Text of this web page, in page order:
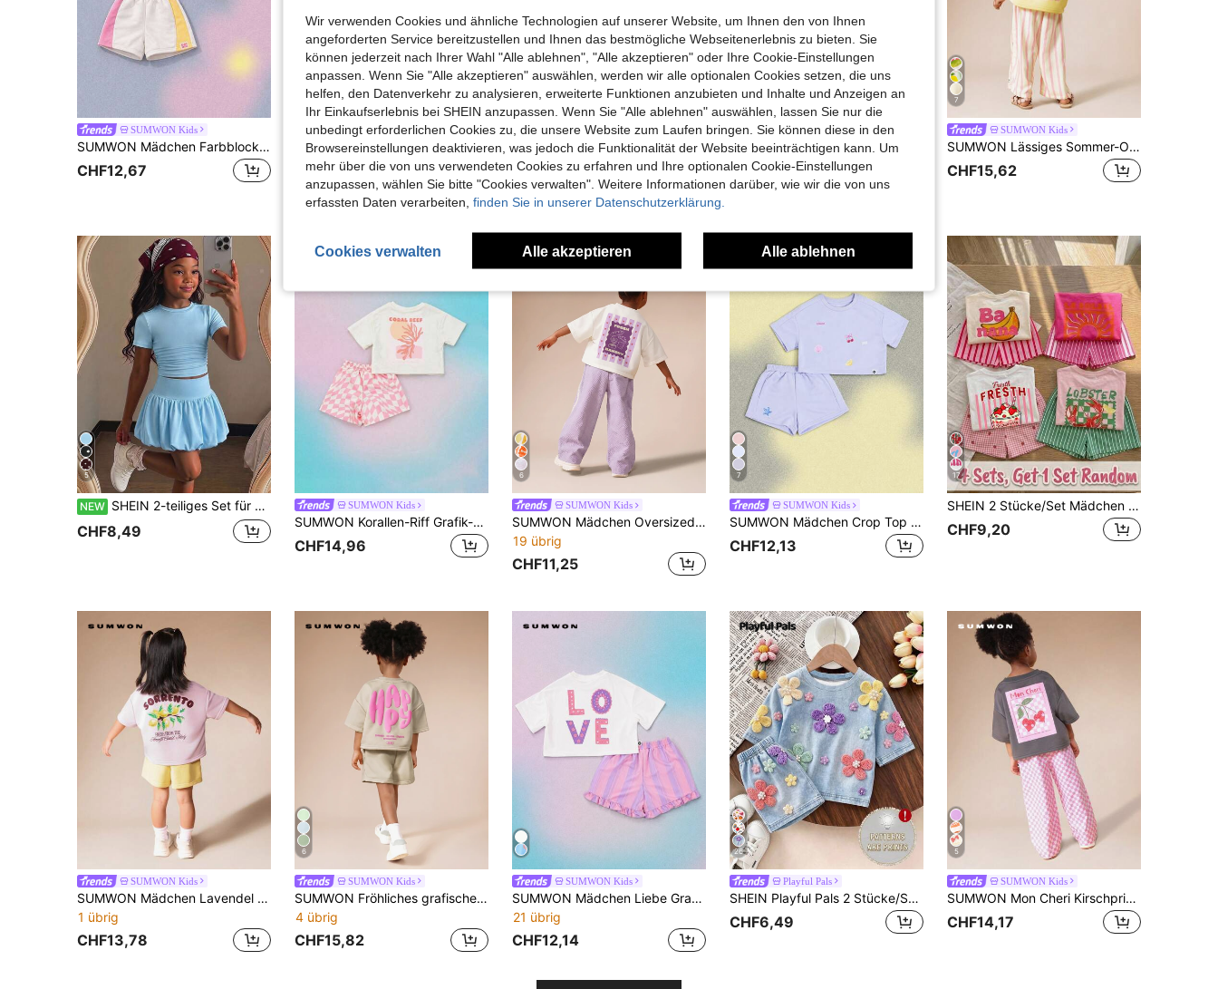
SUMWON Kids
SUMWON Mädchen Farbblock Raglanärmel T-Shirt und Shorts Zweiteiler Sommer Outfit Set mit kontrastierenden rosa gelben Einsätzen
CHF12,67
SUMWON Kids
SUMWON Mädchen Muschel Sammler Club besticktes Oversized T-Shirt und Rüschen Saum Shorts Co-Ord Set Sommer Strand Casual Outfit
CHF12,22
14
Genkimix Kids
-24% Genkimix Kids Mädchen Set mit Pferde-Stickerei, Rundhals Kurzarm Strukturiertes gestreiftes Strick T-Shirt und süßer Kuchen Rock, geeignet für den täglichen lässig-Stil und frische Sommerferien, Strand, Ausflüge - süßer, niedlicher Outfit
CHF9,37 CHF12,49
SUMWON Kids
CHF13,12
7
SUMWON Kids
SUMWON Lässiges Sommer-Outfit für Mädchen mit überschnittener Zitronen-T-Shirt und gestreifter Caprihose, ideal für Strandurlaub
CHF15,62
5
NEW SHEIN 2-teiliges Set für Kleine Mädchen, gestricktes T-Shirt mit Polka-Dot-Muster + Rock mit Blumenknospen, lässige vielseitige Streetwear für den Alltag
CHF8,49
SUMWON Kids
SUMWON Korallen-Riff Grafik-Muster Kurz-Arm Crop T-Shirt und Schachbrett Hoher Bund Shorts Zwei-Teiler Set
CHF14,96
6
SUMWON Kids
SUMWON Mädchen Oversized Fresh Bakery Grafik Rücken Muster T-Shirt und Weite Bein Strukturierte Lavendel Hose Co-Ord Set
19 übrig
CHF11,25
7
SUMWON Kids
SUMWON Mädchen Crop Top und Shorts Co-Ord Set mit Sommer Obst Kirsche Muschel Stickerei Patches, Lavendel
CHF12,13
17
SHEIN 2 Stücke/Set Mädchen Erdbeermuster Strick Weich Rundhals Kurzarm Überschnitt Schulter Pullover Top und gestreifte Shorts Mädchen Rosa Streifen Shorts Kinder Eiscreme Shorts Mädchen Eiscreme Shirt Set Kinder Shorts Set für Mädchen Zweiteiler süßes Set Kinder
CHF9,20
SUMWON Kids
SUMWON Mädchen Lavendel Kurzarm T-Shirt und gelbe Shorts Co-Ord Set mit Sorrento Zitronen Grafik Muster Sommer Lässig Outfit
1 übrig
CHF13,78
6
SUMWON Kids
SUMWON Fröhliches grafisches Oversized Kurzarm Sweatshirt Co-Ord Set mit passenden Shorts für Kleinkinder
4 übrig
CHF15,82
SUMWON Kids
SUMWON Mädchen Liebe Grafik T-Shirt Co-Ord Set mit gestreiften Volant-Shorts, Herz-Stickerei, Rundhals-Kurzarm-Sommeroutfit
21 übrig
CHF12,14
26
Playful Pals
SHEIN Playful Pals 2 Stücke/Set Mädchen Sommer Neu Weicher Stoff Rundhals Kurzarm T-Shirt & Elastischer Bund Lose Shorts, Einfaches Vielseitiges Mode Sommer Outfit
CHF6,49
5
SUMWON Kids
SUMWON Mon Cheri Kirschprint kariertes Zweiteiler-Set für Mädchen mit Kurzarm T-Shirt und Hose mit Gummibund, lässiger Sommeroutfit für den Valentinstag Urlaub
CHF14,17
Wir verwenden Cookies und ähnliche Technologien auf unserer Website, um Ihnen den von Ihnen
angeforderten Service bereitzustellen und Ihnen das bestmögliche Webseitenerlebnis zu bieten. Sie
können jederzeit nach Ihrer Wahl "Alle ablehnen", "Alle akzeptieren" oder Ihre Cookie-Einstellungen
anpassen. Wenn Sie "Alle akzeptieren" auswählen, werden wir alle optionalen Cookies setzen, die uns
helfen, den Datenverkehr zu analysieren, erweiterte Funktionen anzubieten und Inhalte und Anzeigen an
Ihr Einkaufserlebnis bei SHEIN anzupassen. Wenn Sie "Alle ablehnen" auswählen, lassen Sie nur die
unbedingt erforderlichen Cookies zu, die unsere Website zum Laufen bringen. Sie können diese in den
Browsereinstellungen deaktivieren, was jedoch die Funktionalität der Website beeinträchtigen kann. Um
mehr über die von uns verwendeten Cookies zu erfahren und Ihre optionalen Cookie-Einstellungen
anzupassen, wählen Sie bitte "Cookies verwalten". Weitere Informationen darüber, wie wir die von uns
erfassten Daten verarbeiten, finden Sie in unserer Datenschutzerklärung.
Cookies verwalten Alle akzeptieren Alle ablehnen